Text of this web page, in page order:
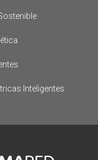
Inteligentes